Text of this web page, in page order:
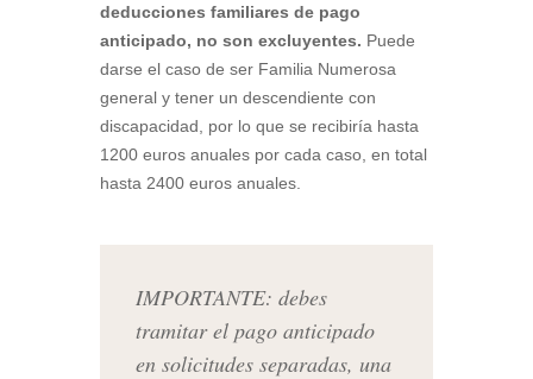
deducciones familiares de pago
anticipado, no son excluyentes. Puede
darse el caso de ser Familia Numerosa
general y tener un descendiente con
discapacidad, por lo que se recibiría hasta
1200 euros anuales por cada caso, en total
hasta 2400 euros anuales.
IMPORTANTE: debes
tramitar el pago anticipado
en solicitudes separadas, una